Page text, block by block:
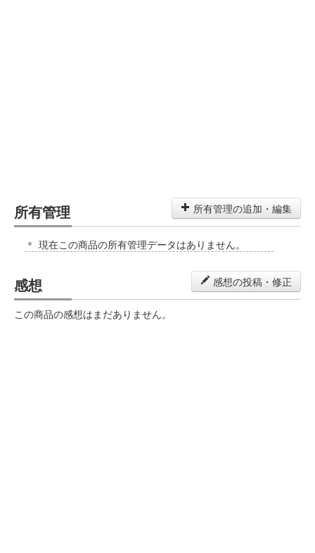
所有管理 所有管理の追加・編集
現在この商品の所有管理データはありません。
感想 感想の投稿・修正
この商品の感想はまだありません。